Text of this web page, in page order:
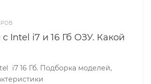
с Intel i7 и 16 Гб ОЗУ. Какой
i7 16 Гб. Подборка моделей,